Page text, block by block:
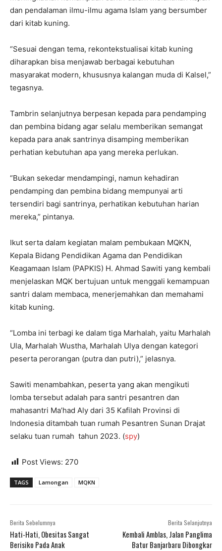
dan pendalaman ilmu-ilmu agama Islam yang bersumber
dari kitab kuning.
“Sesuai dengan tema, rekontekstualisai kitab kuning
diharapkan bisa menjawab berbagai kebutuhan
masyarakat modern, khususnya kalangan muda di Kalsel,”
tegasnya.
Tambrin selanjutnya berpesan kepada para pendamping
dan pembina bidang agar selalu memberikan semangat
kepada para anak santrinya disamping memberikan
perhatian kebutuhan apa yang mereka perlukan.
“Bukan sekedar mendampingi, namun kehadiran
pendamping dan pembina bidang mempunyai arti
tersendiri bagi santrinya, perhatikan kebutuhan harian
mereka,” pintanya.
Ikut serta dalam kegiatan malam pembukaan MQKN,
Kepala Bidang Pendidikan Agama dan Pendidikan
Keagamaan Islam (PAPKIS) H. Ahmad Sawiti yang kembali
menjelaskan MQK bertujuan untuk menggali kemampuan
santri dalam membaca, menerjemahkan dan memahami
kitab kuning.
“Lomba ini terbagi ke dalam tiga Marhalah, yaitu Marhalah
Ula, Marhalah Wustha, Marhalah Ulya dengan kategori
peserta perorangan (putra dan putri),” jelasnya.
Sawiti menambahkan, peserta yang akan mengikuti
lomba tersebut adalah para santri pesantren dan
mahasantri Ma’had Aly dari 35 Kafilah Provinsi di
Indonesia ditambah tuan rumah Pesantren Sunan Drajat
selaku tuan rumah tahun 2023. (spy)
Post Views: 270
TAGS Lamongan MQKN
Berita Sebelumnya
Hati-Hati, Obesitas Sangat
Berisiko Pada Anak
Berita Selanjutnya
Kembali Amblas, Jalan Panglima
Batur Banjarbaru Dibongkar